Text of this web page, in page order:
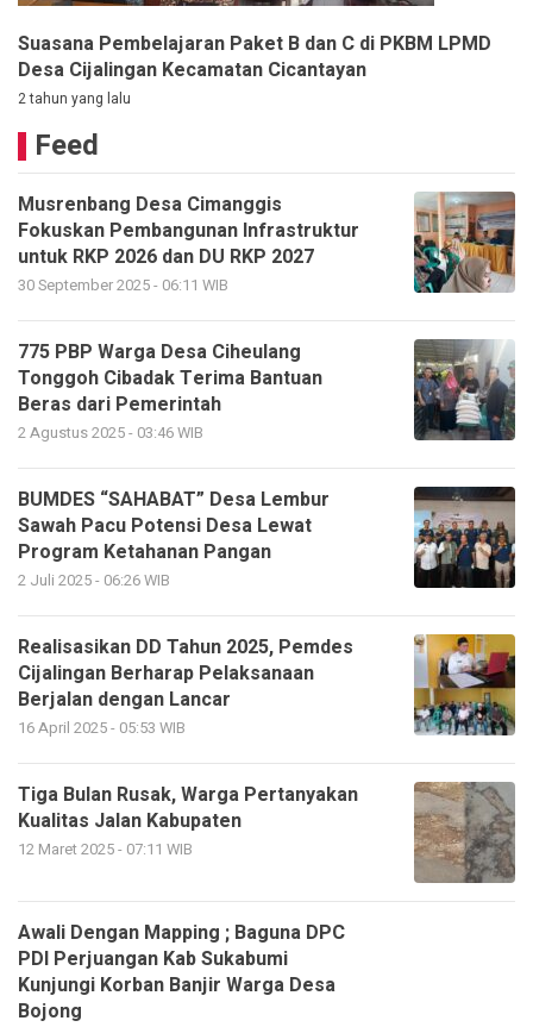
Suasana Pembelajaran Paket B dan C di PKBM LPMD
Desa Cijalingan Kecamatan Cicantayan
2 tahun yang lalu
Feed
Musrenbang Desa Cimanggis
Fokuskan Pembangunan Infrastruktur
untuk RKP 2026 dan DU RKP 2027
30 September 2025 - 06:11 WIB
775 PBP Warga Desa Ciheulang
Tonggoh Cibadak Terima Bantuan
Beras dari Pemerintah
2 Agustus 2025 - 03:46 WIB
BUMDES “SAHABAT” Desa Lembur
Sawah Pacu Potensi Desa Lewat
Program Ketahanan Pangan
2 Juli 2025 - 06:26 WIB
Realisasikan DD Tahun 2025, Pemdes
Cijalingan Berharap Pelaksanaan
Berjalan dengan Lancar
16 April 2025 - 05:53 WIB
Tiga Bulan Rusak, Warga Pertanyakan
Kualitas Jalan Kabupaten
12 Maret 2025 - 07:11 WIB
Awali Dengan Mapping ; Baguna DPC
PDI Perjuangan Kab Sukabumi
Kunjungi Korban Banjir Warga Desa
Bojong